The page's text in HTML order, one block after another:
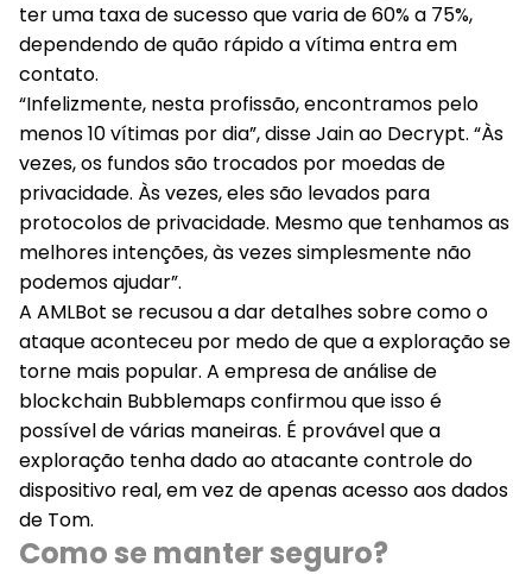
ter uma taxa de sucesso que varia de 60% a 75%,
dependendo de quão rápido a vítima entra em
contato.
“Infelizmente, nesta profissão, encontramos pelo
menos 10 vítimas por dia”, disse Jain ao Decrypt. “Às
vezes, os fundos são trocados por moedas de
privacidade. Às vezes, eles são levados para
protocolos de privacidade. Mesmo que tenhamos as
melhores intenções, às vezes simplesmente não
podemos ajudar”.
A AMLBot se recusou a dar detalhes sobre como o
ataque aconteceu por medo de que a exploração se
torne mais popular. A empresa de análise de
blockchain Bubblemaps confirmou que isso é
possível de várias maneiras. É provável que a
exploração tenha dado ao atacante controle do
dispositivo real, em vez de apenas acesso aos dados
de Tom.
Como se manter seguro?